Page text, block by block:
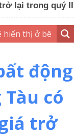
lại trong quý II
động
Tàu có
trở